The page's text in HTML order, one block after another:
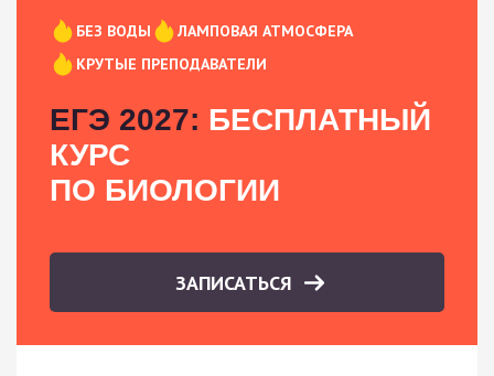
БЕЗ ВОДЫ
ЛАМПОВАЯ АТМОСФЕРА
КРУТЫЕ ПРЕПОДАВАТЕЛИ
ЕГЭ 2027: БЕСПЛАТНЫЙ
КУРС
ПО БИОЛОГИИ
ЗАПИСАТЬСЯ